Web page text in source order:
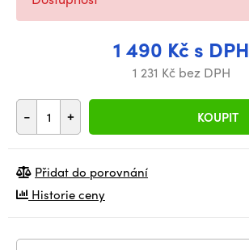
1 490 Kč s DPH
1 231 Kč bez DPH
- + KOUPIT
Přidat do porovnání
Historie ceny